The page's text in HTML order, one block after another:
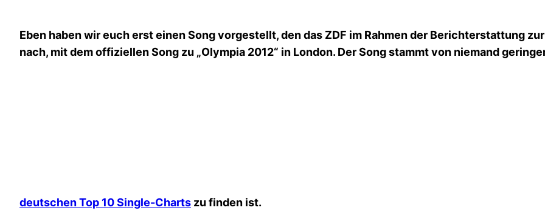
Eben haben wir euch erst einen Song vorgestellt, den das ZDF im Rahmen der Berichterstattung
nach, mit dem offiziellen Song zu „Olympia 2012“ in London. Der Song stammt von niemand
deutschen Top 10 Single-Charts zu finden ist.